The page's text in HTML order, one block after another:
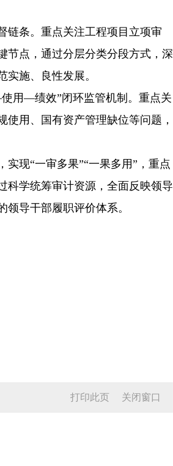
链条。重点关注工程项目立项审
节点，通过分层分类分段方式，深
施、良性发展。
用—绩效”闭环监管机制。重点关
用、国有资产管理缺位等问题，
现“一审多果”“一果多用”，重点
科学统筹审计资源，全面反映领导
导干部履职评价体系。
打印此页 关闭窗口